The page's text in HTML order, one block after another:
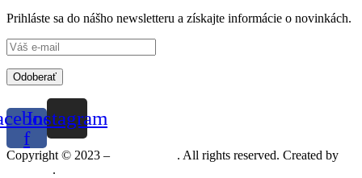
Prihláste sa do nášho newsletteru a získajte informácie o novinkách.
Odoberať
f
Instagram
Copyright © 2023 –
. All rights reserved. Created by
.